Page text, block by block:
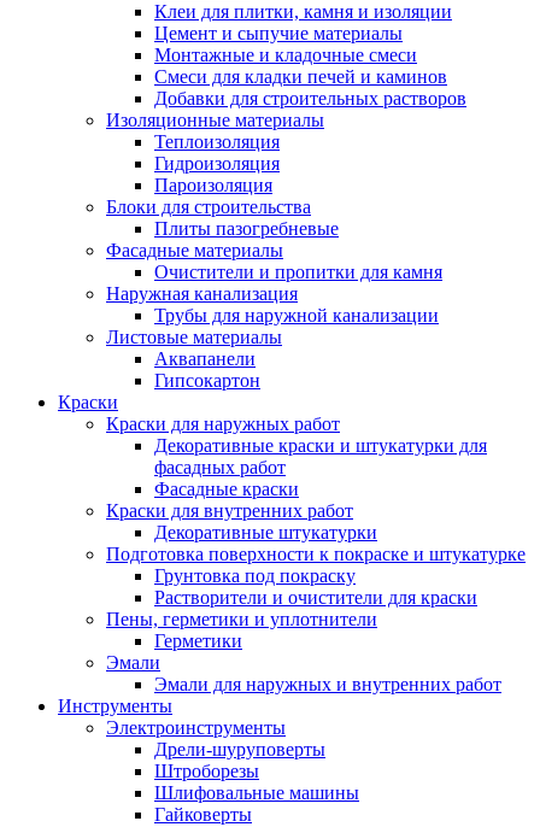
Клеи для плитки, камня и изоляции
Цемент и сыпучие материалы
Монтажные и кладочные смеси
Смеси для кладки печей и каминов
Добавки для строительных растворов
Изоляционные материалы
Теплоизоляция
Гидроизоляция
Пароизоляция
Блоки для строительства
Плиты пазогребневые
Фасадные материалы
Очистители и пропитки для камня
Наружная канализация
Трубы для наружной канализации
Листовые материалы
Аквапанели
Гипсокартон
Краски
Краски для наружных работ
Декоративные краски и штукатурки для
фасадных работ
Фасадные краски
Краски для внутренних работ
Декоративные штукатурки
Подготовка поверхности к покраске и штукатурке
Грунтовка под покраску
Растворители и очистители для краски
Пены, герметики и уплотнители
Герметики
Эмали
Эмали для наружных и внутренних работ
Инструменты
Электроинструменты
Дрели-шуруповерты
Штроборезы
Шлифовальные машины
Гайковерты